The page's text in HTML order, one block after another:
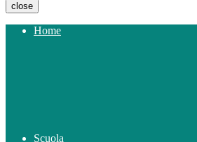
close
Home
Scuola